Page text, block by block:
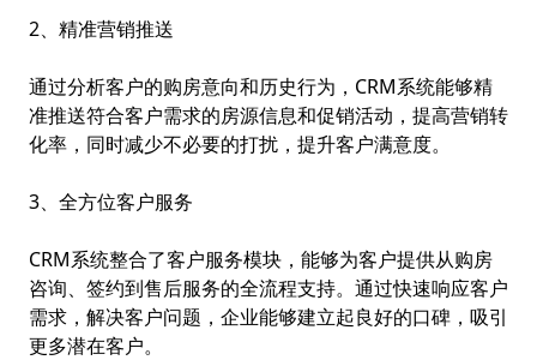
2、精准营销推送
通过分析客户的购房意向和历史行为，CRM系统能够精
准推送符合客户需求的房源信息和促销活动，提高营销转
化率，同时减少不必要的打扰，提升客户满意度。
3、全方位客户服务
CRM系统整合了客户服务模块，能够为客户提供从购房
咨询、签约到售后服务的全流程支持。通过快速响应客户
需求，解决客户问题，企业能够建立起良好的口碑，吸引
更多潜在客户。